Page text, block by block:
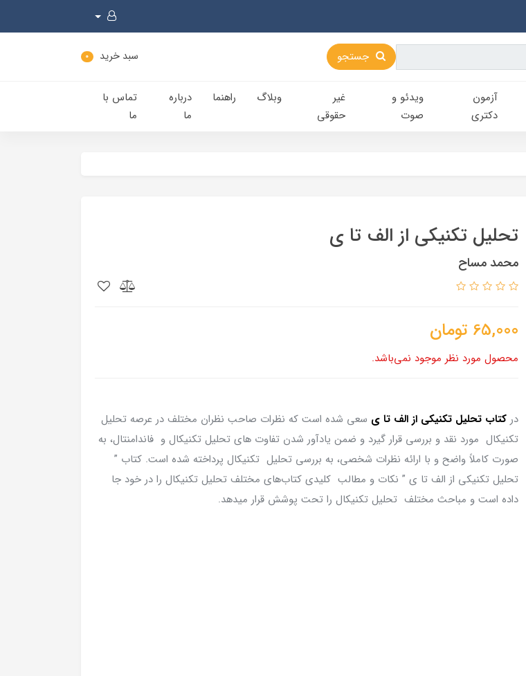
جستجو سبد خرید 0
آزمون
دکتری
ویدئو و
صوت
غیر
حقوقی
وبلاگ راهنما
درباره
ما
تماس با
ما
تحلیل تکنیکی از الف تا ی
محمد مساح
65,000 تومان
محصول مورد نظر موجود نمی‌باشد.
درکتاب تحلیل تکنیکی از الف تای سعی شده است که نظرات صاحب نظران مختلف در عرصه تحلیل
تکنیکال مورد نقد و بررسی قرار گیرد و ضمن یادآور شدن تفاوت های تحلیل تکنیکال و فاندامنتال، به
صورت کاملاً واضح و با ارائه نظرات شخصی، به بررسی تحلیل تکنیکال پرداخته شده است. کتاب ”
تحلیل تکنیکی از الف تا ی ” نکات و مطالب کلیدی کتاب‌های مختلف تحلیل تکنیکال را در خود جا
داده است و مباحث مختلف تحلیل تکنیکال را تحت پوشش قرار میدهد.